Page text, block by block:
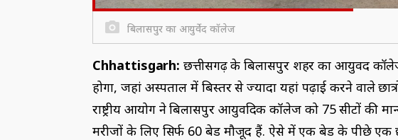
बिलासपुर का आयुर्वेद कॉलेज
Chhattisgarh:छत्तीसगढ़ के बिलासपुर शहर का आयुर्वेद
होगा, जहां अस्पताल में बिस्तर से ज्यादा यहां पढ़ाई करने वाले
राष्ट्रीय आयोग ने बिलासपुर आयुर्वेदिक कॉलेज को 75 सीटों की
मरीजों के लिए सिर्फ 60 बेड मौजूद हैं. ऐसे में एक बेड के पीछे एक